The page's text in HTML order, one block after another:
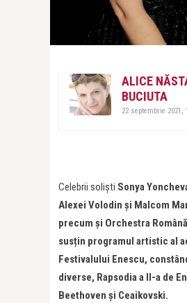
ALICE
BUCIUTA
22 septembrie 2021,
Celebrii soliști Sonya
Alexei Volodin și Malcom
precum și Orchestra
susțin programul artistic al
Festivalului Enescu,
diverse, Rapsodia a II-a de
Beethoven și Ceaikovski.